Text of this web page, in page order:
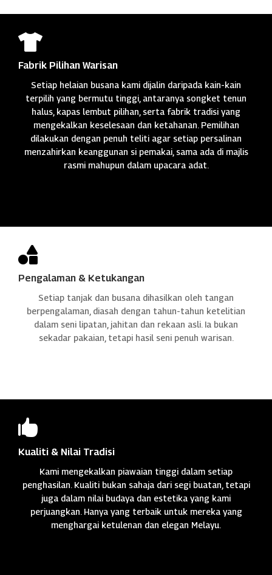

Fabrik Pilihan Warisan
Setiap helaian busana kami dijalin daripada kain-kain
terpilih yang bermutu tinggi, antaranya songket tenun
halus, kapas lembut pilihan, serta fabrik tradisi yang
mengekalkan keselesaan dan ketahanan. Pemilihan
dilakukan dengan penuh teliti agar setiap persalinan
menzahirkan keanggunan si pemakai, sama ada di majlis
rasmi mahupun dalam upacara adat.

Pengalaman & Ketukangan
Setiap tanjak dan busana dihasilkan oleh tangan
berpengalaman, diasah dengan tahun-tahun ketelitian
dalam seni lipatan, jahitan dan rekaan asli. Ia bukan
sekadar pakaian, tetapi hasil seni penuh warisan.

Kualiti & Nilai Tradisi
Kami mengekalkan piawaian tinggi dalam setiap
penghasilan. Kualiti bukan sahaja dari segi buatan, tetapi
juga dalam nilai budaya dan estetika yang kami
perjuangkan. Hanya yang terbaik untuk mereka yang
menghargai ketulenan dan elegan Melayu.